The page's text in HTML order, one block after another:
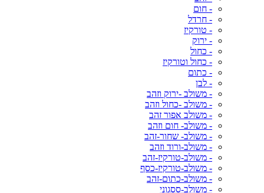
- חום
- חרדל
- טורקיז
- ירוק
- כחול
- כחול וטורקיז
- כתום
- לבן
- משולב -ירוק וזהב
- משולב -כחול וזהב
- משולב אפור זהב
- משולב- חום וזהב
- משולב- שחור-זהב
- משולב-ורוד וזהב
- משולב-טורקיז-זהב
- משולב-טורקיז-כסף
- משולב-כתום-זהב
- משולב-ססגוני